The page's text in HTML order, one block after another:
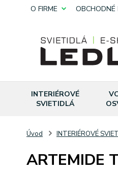
O FIRME OBCHODNÉ
INTERIÉROVÉ
SVIETIDLÁ
Úvod INTERIÉROVÉ
ARTEMIDE